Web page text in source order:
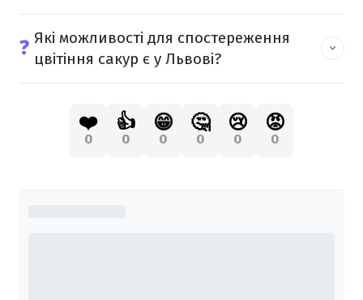
❓ Які можливості для спостереження
цвітіння сакур є у Львові?
❤️
0
👍
0
😁
0
🤔
0
😢
0
😡
0